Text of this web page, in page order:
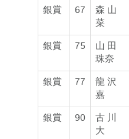
銀賞 67
森山
菜
銀賞 75
山田
珠奈
銀賞
77
龍沢
嘉
銀賞 90
古川
大